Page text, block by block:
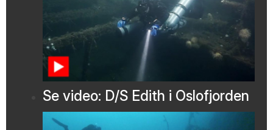
Se video: D/S Edith i Oslofjorden